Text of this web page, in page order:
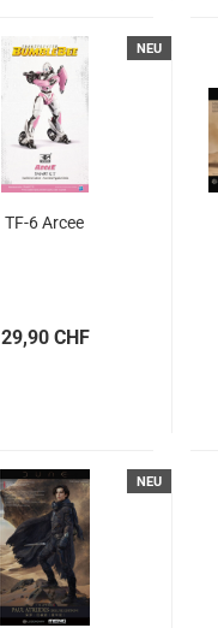
NEU
TF-6 Arcee
29,90 CHF
NEU